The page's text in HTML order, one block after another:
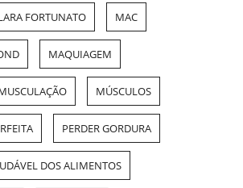
FORTUNATO MAC
MAQUIAGEM
MÚSCULOS
PERDER GORDURA
DOS ALIMENTOS